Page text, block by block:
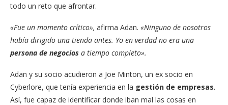
todo un reto que afrontar.
«Fue un momento crítico», afirma Adan. «Ninguno de nosotros
había dirigido una tienda antes. Yo en verdad no era una
persona de negocios a tiempo completo».
Adan y su socio acudieron a Joe Minton, un ex socio en
Cyberlore, que tenía experiencia en la gestión de empresas.
Así, fue capaz de identificar donde iban mal las cosas en